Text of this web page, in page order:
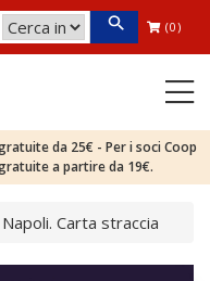
(0)
da 25€ - Per i soci Coop
a partire da 19€.
Carta straccia